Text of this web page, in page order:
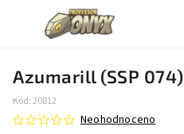
Azumarill (SSP 074)
Kód:20812
Neohodnoceno